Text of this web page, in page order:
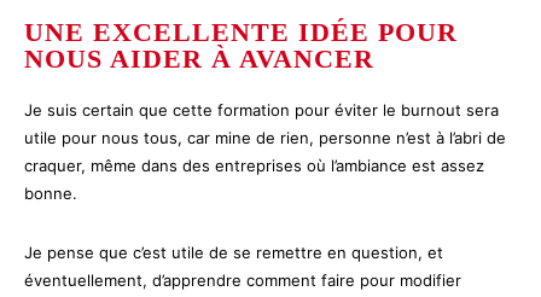
UNE EXCELLENTE IDÉE POUR
NOUS AIDER À AVANCER
Je suis certain que cette formation pour éviter le burnout sera
utile pour nous tous, car mine de rien, personne n’est à l’abri de
craquer, même dans des entreprises où l’ambiance est assez
bonne.
Je pense que c’est utile de se remettre en question, et
éventuellement, d’apprendre comment faire pour modifier